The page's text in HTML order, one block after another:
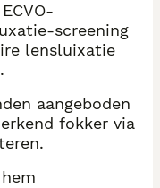
screening
lensluixatie
aangeboden
fokker via